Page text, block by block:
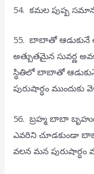
54. కమల పుష్ప
55. బాబాతో ఆడుకునే
అత్బుతమైన సువర్ణ
స్థితిలో బాబాతో
పురుషార్ధం ముందుకు
56. బ్రహ్మ బాబా
ఎవరిని చూడకుండా
వలన మన పురుషార్ధం